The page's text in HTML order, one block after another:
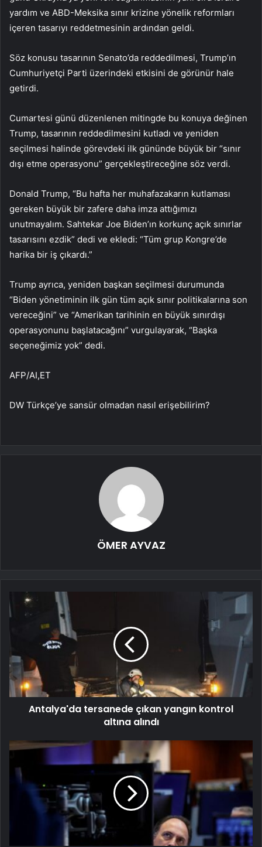
yardım ve ABD-Meksika sınır krizine yönelik reformları
içeren tasarıyı reddetmesinin ardından geldi.
Söz konusu tasarının Senato’da reddedilmesi, Trump’ın
Cumhuriyetçi Parti üzerindeki etkisini de görünür hale
getirdi.
Cumartesi günü düzenlenen mitingde bu konuya değinen
Trump, tasarının reddedilmesini kutladı ve yeniden
seçilmesi halinde görevdeki ilk gününde büyük bir “sınır
dışı etme operasyonu” gerçekleştireceğine söz verdi.
Donald Trump, “Bu hafta her muhafazakarın kutlaması
gereken büyük bir zafere daha imza attığımızı
unutmayalım. Sahtekar Joe Biden’ın korkunç açık sınırlar
tasarısını ezdik” dedi ve ekledi: “Tüm grup Kongre’de
harika bir iş çıkardı.”
Trump ayrıca, yeniden başkan seçilmesi durumunda
“Biden yönetiminin ilk gün tüm açık sınır politikalarına son
vereceğini” ve “Amerikan tarihinin en büyük sınırdışı
operasyonunu başlatacağını” vurgulayarak, “Başka
seçeneğimiz yok” dedi.
AFP/AI,ET
DW Türkçe’ye sansür olmadan nasıl erişebilirim?
ÖMER AYVAZ
Antalya'da tersanede çıkan yangın kontrol
altına alındı